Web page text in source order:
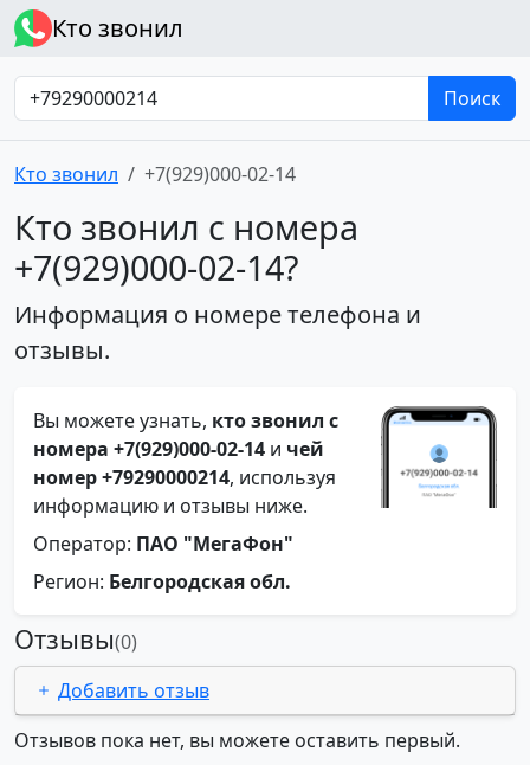
Кто звонил
Поиск
Кто звонил +7(929)000-02-14
Кто звонил с номера
+7(929)000-02-14?
Информация о номере телефона и
отзывы.
Вы можете узнать, кто звонил с
номера +7(929)000-02-14 и чей
номер +79290000214, используя
информацию и отзывы ниже.
Оператор: ПАО "МегаФон"
Регион: Белгородская обл.
Отзывы(0)
Добавить отзыв
Отзывов пока нет, вы можете оставить первый.